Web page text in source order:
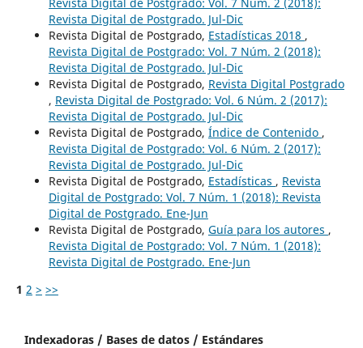
Revista Digital de Postgrado. Jul-Dic
Revista Digital de Postgrado, Estadísticas 2018 ,
Revista Digital de Postgrado: Vol. 7 Núm. 2 (2018):
Revista Digital de Postgrado. Jul-Dic
Revista Digital de Postgrado, Revista Digital Postgrado
, Revista Digital de Postgrado: Vol. 6 Núm. 2 (2017):
Revista Digital de Postgrado. Jul-Dic
Revista Digital de Postgrado, Índice de Contenido ,
Revista Digital de Postgrado: Vol. 6 Núm. 2 (2017):
Revista Digital de Postgrado. Jul-Dic
Revista Digital de Postgrado, Estadísticas , Revista
Digital de Postgrado: Vol. 7 Núm. 1 (2018): Revista
Digital de Postgrado. Ene-Jun
Revista Digital de Postgrado, Guía para los autores ,
Revista Digital de Postgrado: Vol. 7 Núm. 1 (2018):
Revista Digital de Postgrado. Ene-Jun
1 2 > >>
Indexadoras / Bases de datos / Estándares